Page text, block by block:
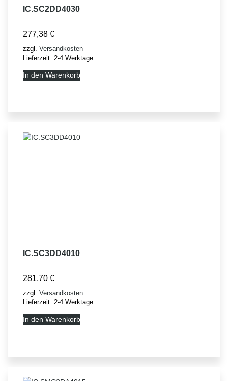
IC.SC2DD4030
277,38 €
zzgl. Versandkosten
Lieferzeit: 2-4 Werktage
In den Warenkorb
IC.SC3DD4010
281,70 €
zzgl. Versandkosten
Lieferzeit: 2-4 Werktage
In den Warenkorb